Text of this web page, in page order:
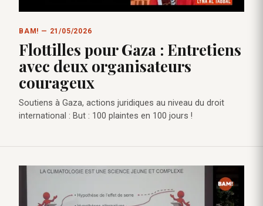
BAM! — 21/05/2026
Flottilles pour Gaza : Entretiens
avec deux organisateurs
courageux
Soutiens à Gaza, actions juridiques au niveau du droit
international : But : 100 plaintes en 100 jours !